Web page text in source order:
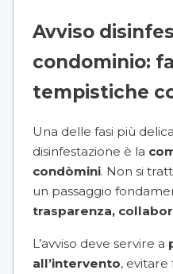
Avviso
condominio:
tempistiche
Una delle fasi più
disinfestazione è la
condòmini. Non si
un passaggio
trasparenza,
L’avviso deve servire a
all’intervento,